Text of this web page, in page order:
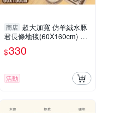
商店 超大加寬 仿羊絨水豚
君長條地毯(60X160cm) 床
邊地毯 飄窗地墊 毛絨地墊
臥室兒童房 皮卡巴拉
$330
活動